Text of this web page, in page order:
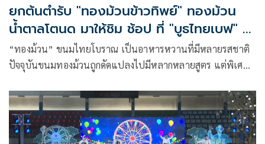
ยกต้นตำรับ "ทองม้วนข้าวทิพย์" ทองม้วน
น้ำตาลโตนด มาให้ชิม ช้อป ที่ "บูธไทยเบฟ" ใน
งานกาชาด ๑๐๐ ปี
“ทองม้วน” ขนมไทยโบราณ เป็นอาหารหวานที่มีหลายรสชาติ
ปัจจุบันขนมทองม้วนถูกดัดแปลงไปมีหลากหลายสูตร แต่พิเศษ
จากนักชิมที่ชื่นชอบ